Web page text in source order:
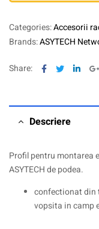
Categories:Accesorii
Brands:ASYTECH
Share: Facebook
Twitter
Descriere
Profil pentru montarea
ASYTECH de podea.
confectionat din
vopsita in camp